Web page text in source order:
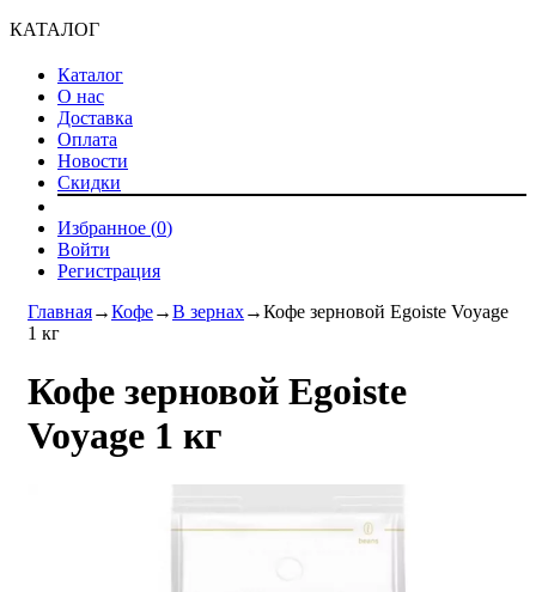
КАТАЛОГ
Каталог
О нас
Доставка
Оплата
Новости
Скидки
Избранное (0)
Войти
Регистрация
Главная→Кофе→В зернах→Кофе зерновой Egoiste Voyage
1 кг
Кофе зерновой Egoiste
Voyage 1 кг